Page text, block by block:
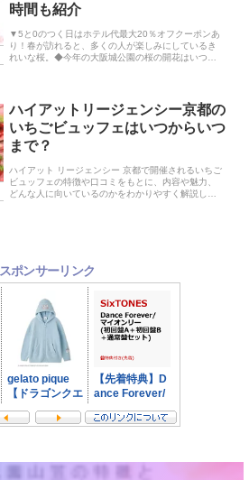
時間も紹介
▼5と0のつく日はホテル代最大20％オフクーポンあ
り！春が訪れると、多くの人が楽しみにしているき
れいな桜。◆今年の大阪城公園の桜の開花はいつ？
ハイアットリージェンシー京都の
いちごビュッフェはいつからいつ
まで？
ハイアット リージェンシー 京都で開催されるいちご
ビュッフェの特徴や口コミをもとに、内容や魅力、
どんな人に向いているのかをわかりやすく解説しま
スポンサーリンク